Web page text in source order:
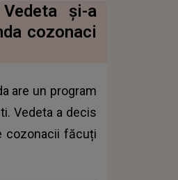
și-a
cozonaci
are un program
Vedeta a decis
cozonacii făcuți